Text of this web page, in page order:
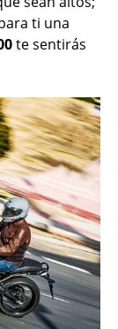
ti una
te sentirás